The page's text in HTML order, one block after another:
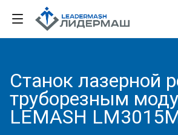
Станок лазерной
труборезным
LEMASH